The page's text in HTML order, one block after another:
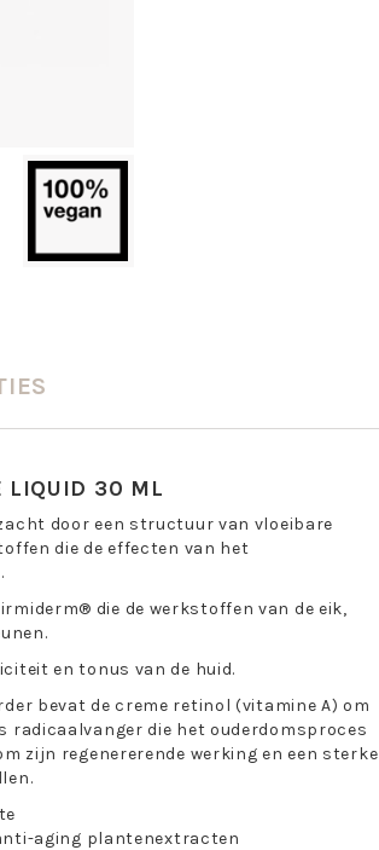
LIQUID 30 ML
door een structuur van vloeibare
die de effecten van het
die de werkstoffen van de eik,
en tonus van de huid.
bevat de creme retinol (vitamine A) om
radicaalvanger die het ouderdomsproces
zijn regenererende werking en een sterke
aging plantenextracten